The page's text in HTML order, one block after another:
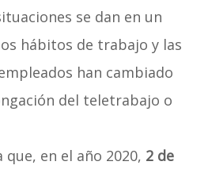
se dan en un
hábitos de trabajo y las
han cambiado
del teletrabajo o
que, en el año 2020, 2 de